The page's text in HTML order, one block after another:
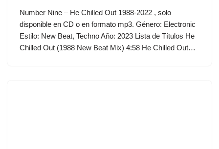
Number Nine – He Chilled Out 1988-2022 , solo
disponible en CD o en formato mp3. Género: Electronic
Estilo: New Beat, Techno Año: 2023 Lista de Títulos He
Chilled Out (1988 New Beat Mix) 4:58 He Chilled Out…